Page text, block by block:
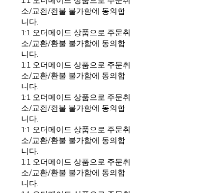
소/교환/환불 불가함에 동의합
니다.
1:1 오더메이드 상품으로 주문취
소/교환/환불 불가함에 동의합
니다.
1:1 오더메이드 상품으로 주문취
소/교환/환불 불가함에 동의합
니다.
1:1 오더메이드 상품으로 주문취
소/교환/환불 불가함에 동의합
니다.
1:1 오더메이드 상품으로 주문취
소/교환/환불 불가함에 동의합
니다.
1:1 오더메이드 상품으로 주문취
소/교환/환불 불가함에 동의합
니다.